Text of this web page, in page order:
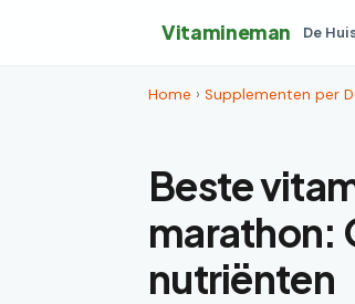
Vitamineman De
Home › Supplementen per
Beste
marathon:
nutriënten